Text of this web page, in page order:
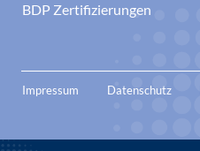
BDP Zertifizierungen
Impressum Datenschutz